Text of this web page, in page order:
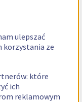
ulepszać
korzystania ze
które
ich
reklamowym